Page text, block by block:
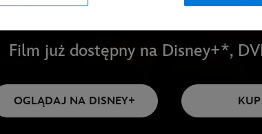
Film już dostępny na Disney+*,
OGLĄDAJ NA DISNEY+